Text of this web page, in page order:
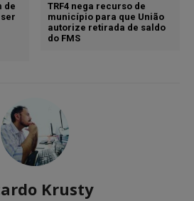
de
TRF4 nega recurso de
município para que União
autorize retirada de saldo
do FMS
Krusty